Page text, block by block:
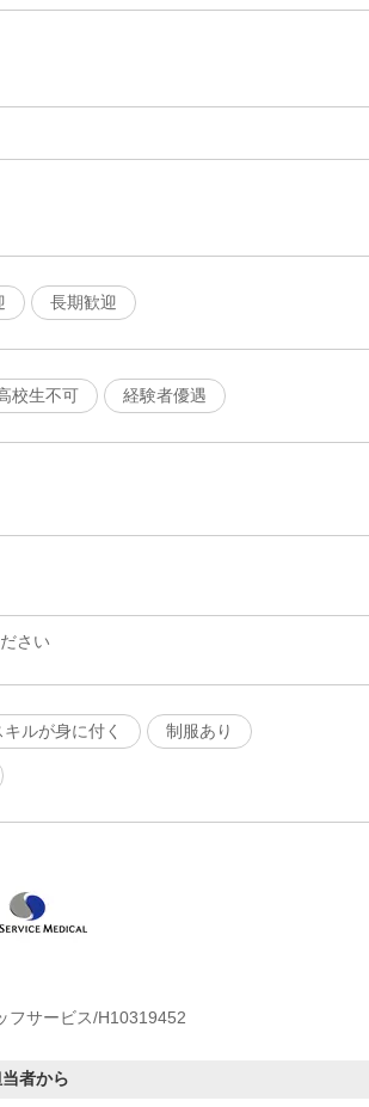
長期歓迎
校生不可 経験者優遇
さい
キルが身に付く 制服あり
フサービス/H10319452
者から